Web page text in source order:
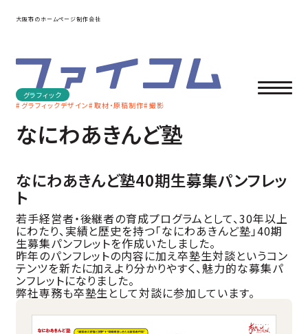
大阪市のホームページ制作会社
グラフィック
グラフィックデザイン
取材・原稿制作 撮影
なにわあきんど塾
なにわあきんど塾40期生募集パンフレッ
ト
若手経営者・後継者の育成プログラムとして、30年以上
にわたり、実績と歴史を持つ「なにわあきんど塾」40期
生募集パンフレットを作成いたしました。
昨年のパンフレットの内容に加え卒塾生対談というコン
テンツを新たに加えより分かりやすく、魅力的な募集パ
ンフレットになりました。
弊社専務も卒塾生として対談に参加しています。